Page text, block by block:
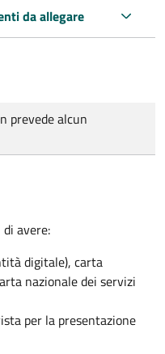
da allegare
prevede alcun
avere:
digitale), carta
nazionale dei servizi
per la presentazione